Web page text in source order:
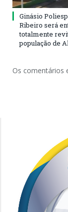
Ginásio
Ribeiro será
totalmente
população de
Os comentários